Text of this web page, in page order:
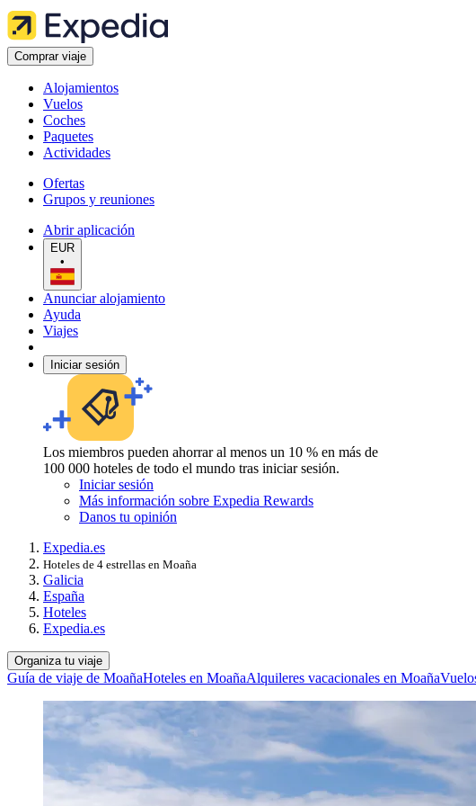
Comprar viaje
Alojamientos
Vuelos
Coches
Paquetes
Actividades
Ofertas
Grupos y reuniones
Abrir aplicación
EUR
•
Anunciar alojamiento
Ayuda
Viajes
Iniciar sesión
Los miembros pueden ahorrar al menos un 10 % en más de
100 000 hoteles de todo el mundo tras iniciar sesión.
Iniciar sesión
Más información sobre Expedia Rewards
Danos tu opinión
Expedia.es
Hoteles de 4 estrellas en Moaña
Galicia
España
Hoteles
Expedia.es
Organiza tu viaje
Guía de viaje de MoañaHoteles en MoañaAlquileres vacacionales en Moaña